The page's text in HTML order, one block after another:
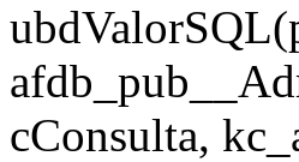
cConsulta,